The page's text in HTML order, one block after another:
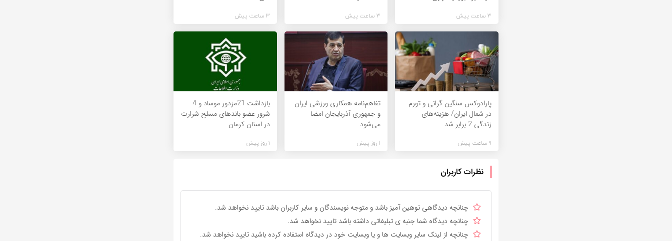
3 ساعت پیش 3 ساعت پیش 3 ساعت پیش
پارادوکس سنگین گرانی و تورم
در شمال ایران/ هزینه‌های
زندگی 2 برابر ‌شد
9 ساعت پیش
تفاهم‌نامه همکاری ورزشی ایران
و جمهوری آذربایجان امضا
می‌شود
1 روز پیش
بازداشت 21مزدور موساد و 4
شرور عضو باندهای مسلح شرارت
در استان کرمان
1 روز پیش
نظرات کاربران
چنانچه دیدگاهی توهین آمیز باشد و متوجه نویسندگان و سایر کاربران باشد تایید نخواهد شد.
چنانچه دیدگاه شما جنبه ی تبلیغاتی داشته باشد تایید نخواهد شد.
چنانچه از لینک سایر وبسایت ها و یا وبسایت خود در دیدگاه استفاده کرده باشید تایید نخواهد شد.